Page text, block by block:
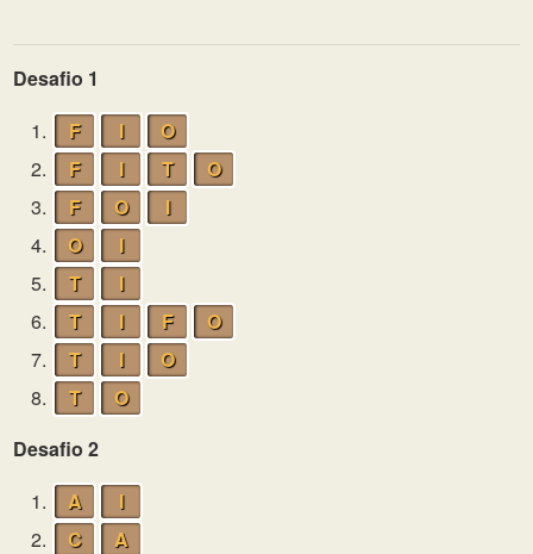
Desafio 1
1.
F I
O
2.
F I T
O
3.
F O
I
4.
O
I
5.
T
I
6.
T I F
O
7.
T I
O
8.
T
O
Desafio 2
1.
A
I
2.
C
A